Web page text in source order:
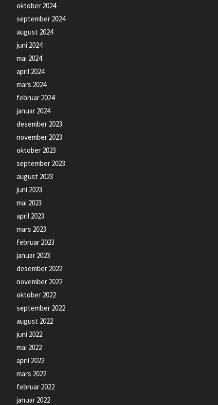
oktober 2024
september 2024
august 2024
juni 2024
mai 2024
april 2024
mars 2024
februar 2024
januar 2024
desember 2023
november 2023
oktober 2023
september 2023
august 2023
juni 2023
mai 2023
april 2023
mars 2023
februar 2023
januar 2023
desember 2022
november 2022
oktober 2022
september 2022
august 2022
juni 2022
mai 2022
april 2022
mars 2022
februar 2022
januar 2022